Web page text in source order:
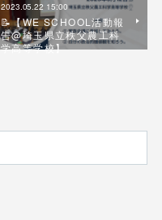
2023.05.22 15:00
📝【WE SCHOOL活動報
告@埼玉県立秩父農工科
学高等学校】